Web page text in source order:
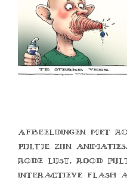
Afbeeldingen met
pijltje zijn
rode lijst, rood
interactieve flash